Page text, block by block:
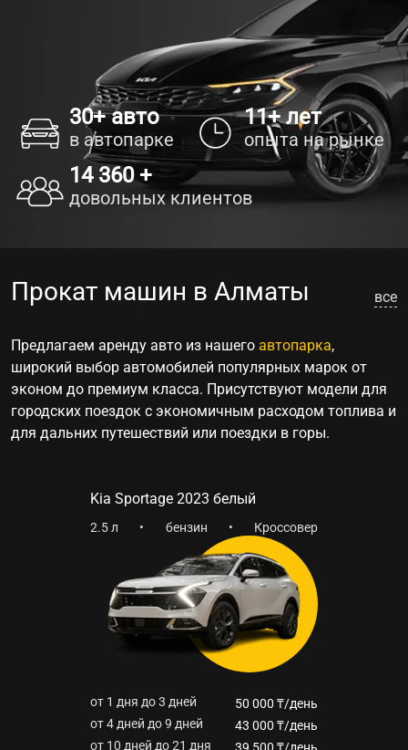
30+ авто
в автопарке
11+ лет
опыта на рынке
14 360 +
довольных клиентов
Прокат машин в Алматы все
Предлагаем аренду авто из нашего автопарка,
широкий выбор автомобилей популярных марок от
эконом до премиум класса. Присутствуют модели для
городских поездок с экономичным расходом топлива и
для дальних путешествий или поездки в горы.
Kia Sportage 2023 белый
2.5 л • бензин • Кроссовер
от 1 дня до 3 дней
50 000 ₸/день
от 4 дней до 9 дней
43 000 ₸/день
от 10 дней до 21 дня